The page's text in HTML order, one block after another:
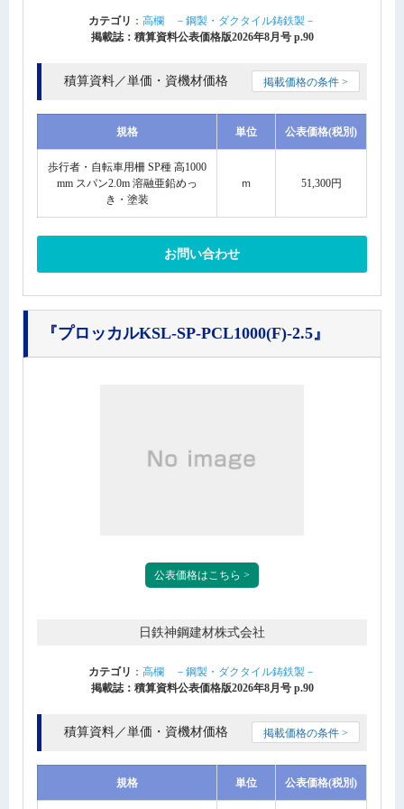
カテゴリ ： 高欄 －鋼製・ダクタイル鋳鉄製－
掲載誌：積算資料公表価格版2026年8月号 p.90
積算資料／単価・資機材価格 掲載価格の条件 >
規格 単位 公表価格(税別)
歩行者・自転車用柵 SP種 高1000
mm スパン2.0m 溶融亜鉛めっ
き・塗装
ｍ 51,300円
お問い合わせ
『プロッカルKSL-SP-PCL1000(F)-2.5』
公表価格はこちら >
日鉄神鋼建材株式会社
カテゴリ ： 高欄 －鋼製・ダクタイル鋳鉄製－
掲載誌：積算資料公表価格版2026年8月号 p.90
積算資料／単価・資機材価格 掲載価格の条件 >
規格 単位 公表価格(税別)